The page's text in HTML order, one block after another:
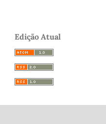
Edição Atual